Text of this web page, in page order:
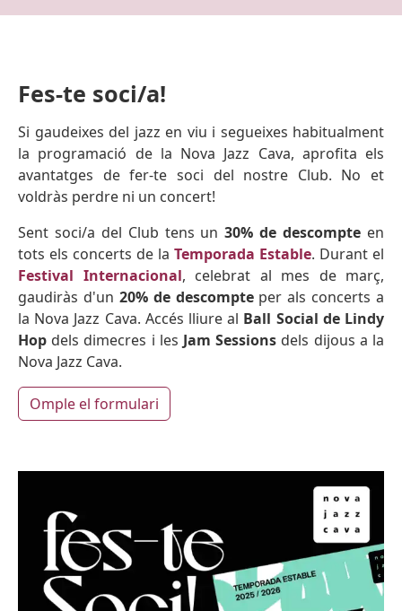
Fes-te soci/a!
Si gaudeixes del jazz en viu i segueixes habitualment
la programació de la Nova Jazz Cava, aprofita els
avantatges de fer-te soci del nostre Club. No et
voldràs perdre ni un concert!
Sent soci/a del Club tens un30% de descompte en
tots els concerts de la Temporada Estable. Durant el
Festival Internacional, celebrat al mes de març,
gaudiràs d'un 20% de descompteper als concerts a
la Nova Jazz Cava. Accés lliure al Ball Social de Lindy
Hop dels dimecres i les Jam Sessions dels dijous a la
Nova Jazz Cava.
Omple el formulari